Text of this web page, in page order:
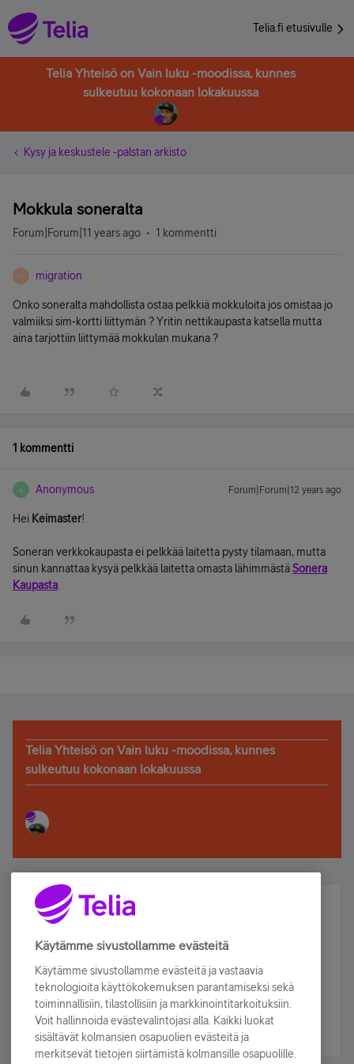
Telia.fi etusivulle
Telia Yhteisö on Vain luku -moodissa, kunnes
sulkeutuu kokonaan lokakuussa
Kysy ja keskustele -palstan arkisto
Mokkula soneralta
Forum|Forum|11 years ago 1 kommentti
M migration
Onko soneralta mahdollista ostaa pelkkiä mokkuloita jos omistaa jo
valmiiksi sim-kortti liittymän ? Yritin nettikaupasta katsella mutta
aina tarjottiin liittymää mokkulan mukana ?
1 kommentti
A Anonymous Forum|Forum|12 years ago
Hei Keimaster!
Soneran verkkokaupasta ei pelkkää laitetta pysty tilamaan, mutta
sinun kannattaa kysyä pelkkää laitetta omasta lähimmästäSonera
Kaupasta
Telia Yhteisö on Vain luku -moodissa, kunnes
sulkeutuu kokonaan lokakuussa
Älä jää paitsi – osallistu ja voita!
Tilaa Telian uutiskirje ja olet mukana arvonnassa.
sähköpostiisi.
Tilaa nyt
Käytämme sivustollamme evästeitä
Käytämme sivustollamme evästeitä ja vastaavia
teknologioita käyttökokemuksen parantamiseksi sekä
toiminnallisiin, tilastollisiin ja markkinointitarkoituksiin.
Voit hallinnoida evästevalintojasi alla. Kaikki luokat
sisältävät kolmansien osapuolien evästeitä ja
merkitsevät tietojen siirtämistä kolmansille osapuolille.